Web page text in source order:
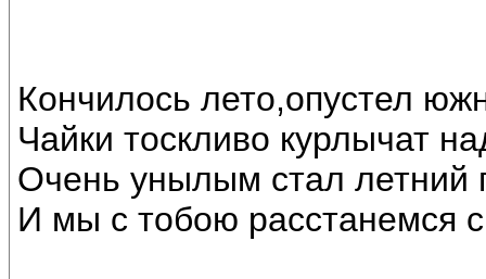
Кончилось лето,опустел
Чайки тоскливо курлычат
Очень унылым стал летний
И мы с тобою расстанемся